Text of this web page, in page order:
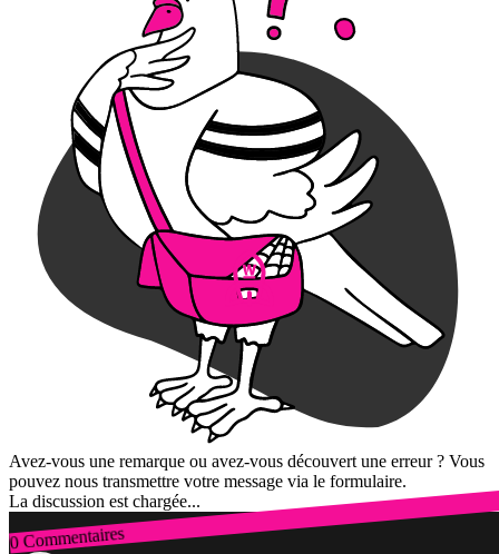
Avez-vous une remarque ou avez-vous découvert une erreur ? Vous
pouvez nous transmettre votre message via le formulaire.
La discussion est chargée...
0 Commentaires
Connexion